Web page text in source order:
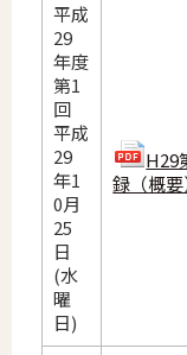
平成
29
年度
第1
回
平成
29
年1
0月
25
日
(水
曜
日)
H29
録（概要